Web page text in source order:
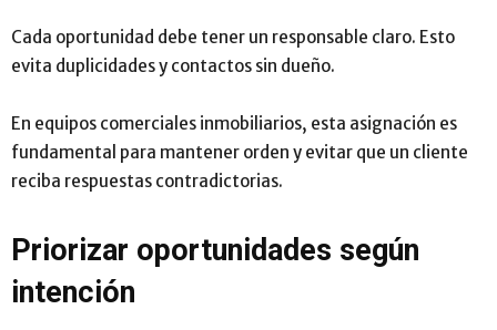
Cada oportunidad debe tener un responsable claro. Esto
evita duplicidades y contactos sin dueño.
En equipos comerciales inmobiliarios, esta asignación es
fundamental para mantener orden y evitar que un cliente
reciba respuestas contradictorias.
Priorizar oportunidades según
intención